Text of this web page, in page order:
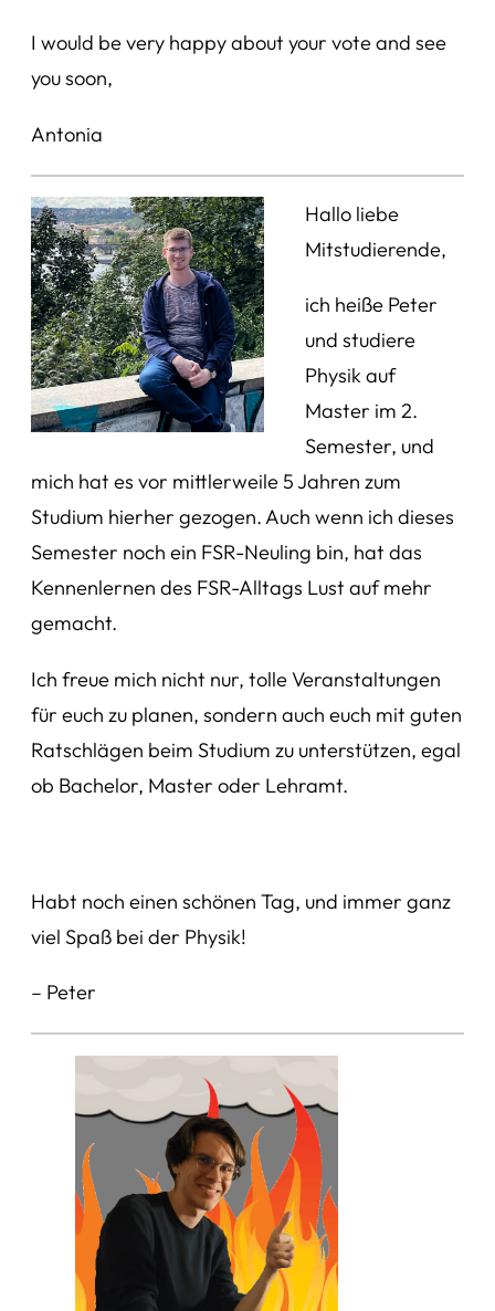
I would be very happy about your vote and see
you soon,
Antonia
Hallo liebe
Mitstudierende,
ich heiße Peter
und studiere
Physik auf
Master im 2.
Semester, und
mich hat es vor mittlerweile 5 Jahren zum
Studium hierher gezogen. Auch wenn ich dieses
Semester noch ein FSR-Neuling bin, hat das
Kennenlernen des FSR-Alltags Lust auf mehr
gemacht.
Ich freue mich nicht nur, tolle Veranstaltungen
für euch zu planen, sondern auch euch mit guten
Ratschlägen beim Studium zu unterstützen, egal
ob Bachelor, Master oder Lehramt.
Habt noch einen schönen Tag, und immer ganz
viel Spaß bei der Physik!
– Peter